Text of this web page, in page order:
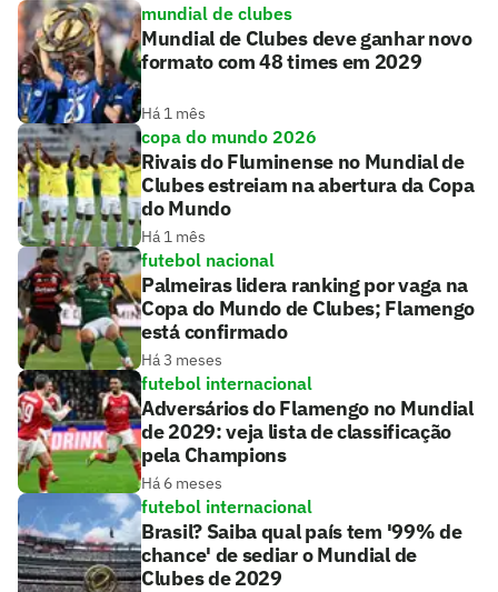
mundial de clubes
Mundial de Clubes deve ganhar novo
formato com 48 times em 2029
Há 1 mês
copa do mundo 2026
Rivais do Fluminense no Mundial de
Clubes estreiam na abertura da Copa
do Mundo
Há 1 mês
futebol nacional
Palmeiras lidera ranking por vaga na
Copa do Mundo de Clubes; Flamengo
está confirmado
Há 3 meses
futebol internacional
Adversários do Flamengo no Mundial
de 2029: veja lista de classificação
pela Champions
Há 6 meses
futebol internacional
Brasil? Saiba qual país tem '99% de
chance' de sediar o Mundial de
Clubes de 2029